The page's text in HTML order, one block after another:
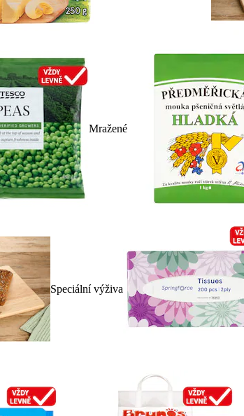
Mražené
Speciální výživa